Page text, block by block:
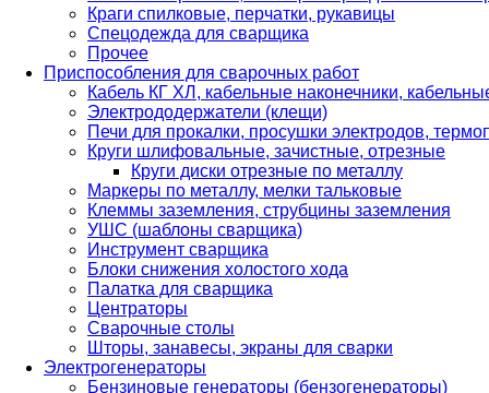
Краги спилковые, перчатки, рукавицы
Спецодежда для сварщика
Прочее
Приспособления для сварочных работ
Кабель КГ ХЛ, кабельные наконечники,
Электрододержатели (клещи)
Печи для прокалки, просушки электродов,
Круги шлифовальные, зачистные, отрезные
Круги диски отрезные по металлу
Маркеры по металлу, мелки тальковые
Клеммы заземления, струбцины заземления
УШС (шаблоны сварщика)
Инструмент сварщика
Блоки снижения холостого хода
Палатка для сварщика
Центраторы
Сварочные столы
Шторы, занавесы, экраны для сварки
Электрогенераторы
Бензиновые генераторы (бензогенераторы)